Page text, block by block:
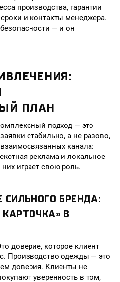
производства, гарантии
сроки и контакты менеджера.
— и он
ПЛАН
подход — это
стабильно, а не разово,
канала:
реклама и локальное
играет свою роль.
БРЕНДА:
В
доверие, которое клиент
Производство одежды — это
доверия. Клиенты не
уверенность в том,